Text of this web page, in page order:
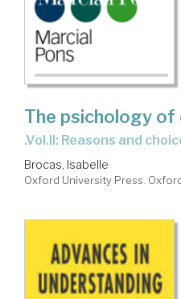
The psichology of
.Vol.II: Reasons and
Brocas, Isabelle
Oxford University Press.